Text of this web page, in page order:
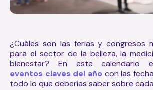
¿Cuáles son las ferias y congresos
para el sector de la belleza, la
bienestar? En este calendario
eventos claves del año con las
todo lo que deberías saber sobre